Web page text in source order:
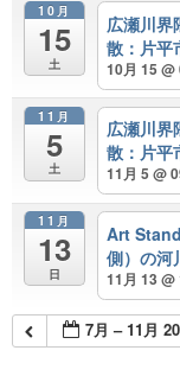
10月
15
土
広瀬川
散：片平
10月 15
11月
5
土
広瀬川
散：片平
11月 5 @
11月
13
日
Art
側）の河
11月 13
7月 – 11月